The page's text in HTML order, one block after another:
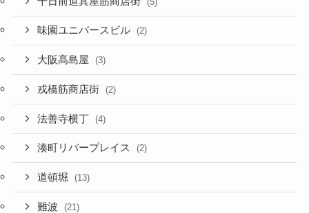
味園ユニバースビル (2)
大阪髙島屋 (3)
戎橋筋商店街 (2)
法善寺横丁 (4)
湊町リバープレイス (2)
道頓堀 (13)
難波 (21)